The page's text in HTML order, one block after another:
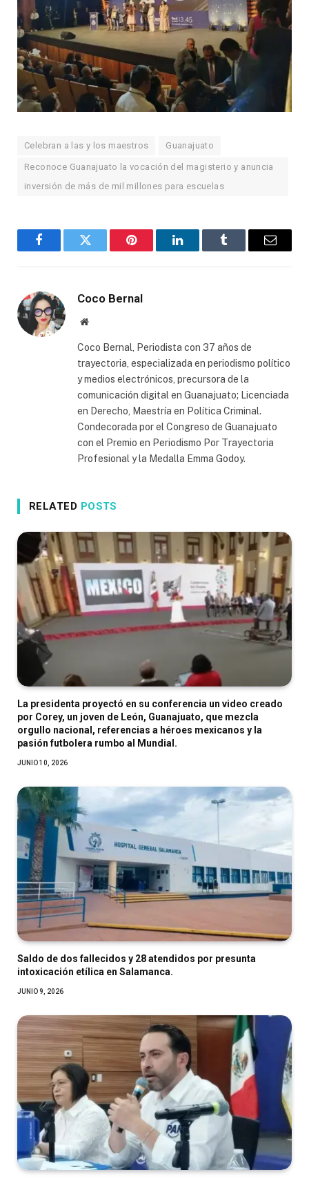
Celebran a las y los maestros Guanajuato
Reconoce Guanajuato la vocación del magisterio y anuncia
inversión de más de mil millones para escuelas
FacebookTwitter Pinterest LinkedInTumblr Email
Coco Bernal
Website
Coco Bernal, Periodista con 37 años de
trayectoria, especializada en periodismo político
y medios electrónicos, precursora de la
comunicación digital en Guanajuato; Licenciada
en Derecho, Maestría en Política Criminal.
Condecorada por el Congreso de Guanajuato
con el Premio en Periodismo Por Trayectoria
Profesional y la Medalla Emma Godoy.
RELATED POSTS
La presidenta proyectó en su conferencia un video creado
por Corey, un joven de León, Guanajuato, que mezcla
orgullo nacional, referencias a héroes mexicanos y la
pasión futbolera rumbo al Mundial.
JUNIO 10, 2026
Saldo de dos fallecidos y 28 atendidos por presunta
intoxicación etílica en Salamanca.
JUNIO 9, 2026